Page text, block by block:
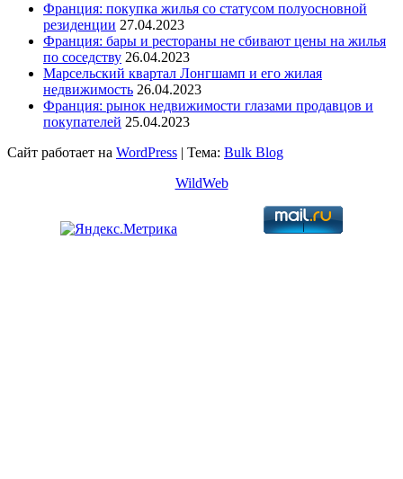
Франция: покупка жилья со статусом полуосновной
резиденции 27.04.2023
Франция: бары и рестораны не сбивают цены на жилья
по соседству 26.04.2023
Марсельский квартал Лонгшамп и его жилая
недвижимость 26.04.2023
Франция: рынок недвижимости глазами продавцов и
покупателей 25.04.2023
Сайт работает на WordPress | Тема: Bulk Blog
WildWeb